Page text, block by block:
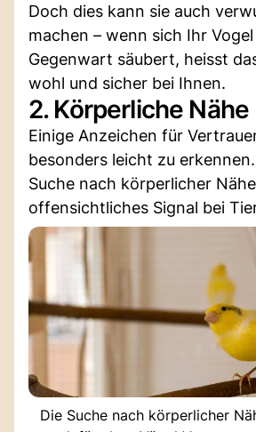
Doch dies kann sie auch
machen – wenn sich Ihr
Gegenwart säubert, heisst
wohl und sicher bei Ihnen.
2. Körperliche Nähe
Einige Anzeichen für
besonders leicht zu
Suche nach körperlicher
offensichtliches Signal bei
Die Suche nach körperlicher